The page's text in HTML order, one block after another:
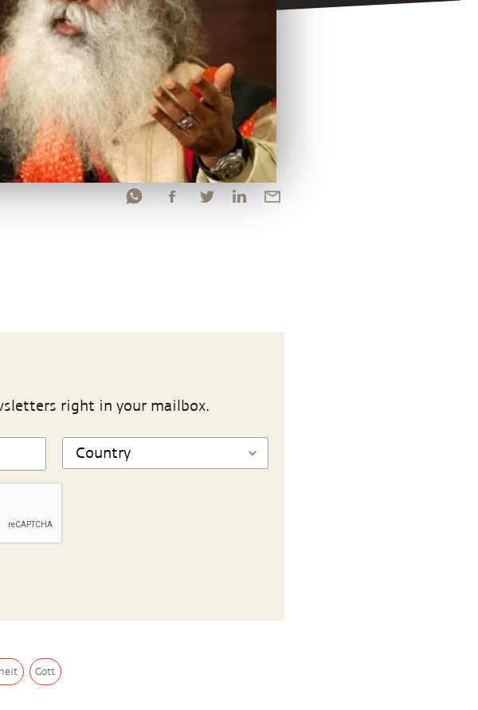
right in your mailbox.
Gott